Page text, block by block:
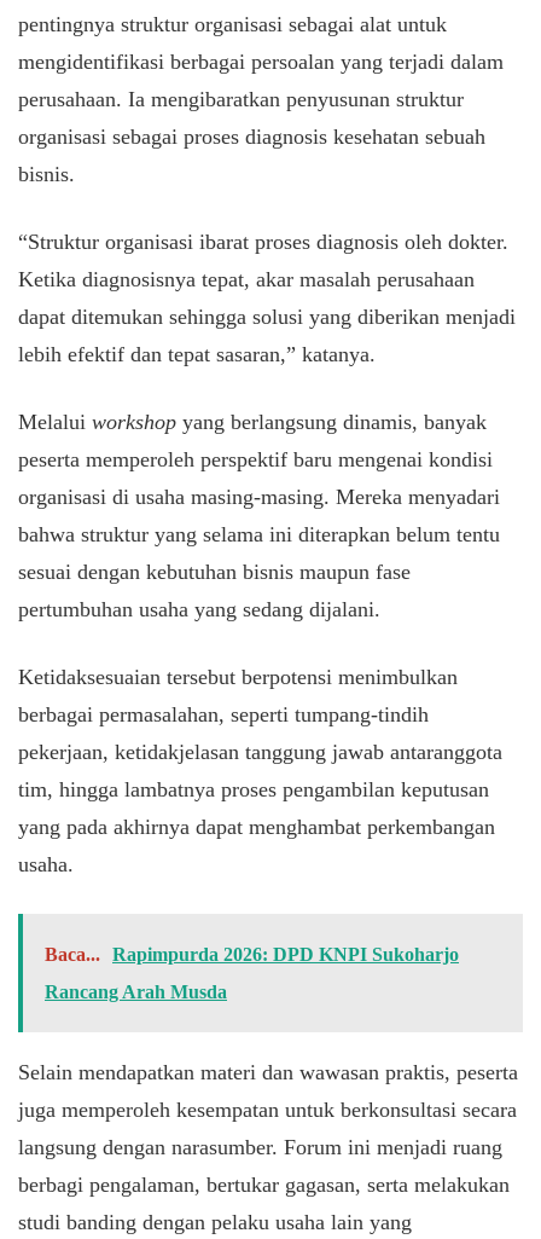
pentingnya struktur organisasi sebagai alat untuk
mengidentifikasi berbagai persoalan yang terjadi dalam
perusahaan. Ia mengibaratkan penyusunan struktur
organisasi sebagai proses diagnosis kesehatan sebuah
bisnis.
​“Struktur organisasi ibarat proses diagnosis oleh dokter.
Ketika diagnosisnya tepat, akar masalah perusahaan
dapat ditemukan sehingga solusi yang diberikan menjadi
lebih efektif dan tepat sasaran,” katanya.
​Melalui workshop yang berlangsung dinamis, banyak
peserta memperoleh perspektif baru mengenai kondisi
organisasi di usaha masing-masing. Mereka menyadari
bahwa struktur yang selama ini diterapkan belum tentu
sesuai dengan kebutuhan bisnis maupun fase
pertumbuhan usaha yang sedang dijalani.
​Ketidaksesuaian tersebut berpotensi menimbulkan
berbagai permasalahan, seperti tumpang-tindih
pekerjaan, ketidakjelasan tanggung jawab antaranggota
tim, hingga lambatnya proses pengambilan keputusan
yang pada akhirnya dapat menghambat perkembangan
usaha.
Baca... Rapimpurda 2026: DPD KNPI Sukoharjo
Rancang Arah Musda
​Selain mendapatkan materi dan wawasan praktis, peserta
juga memperoleh kesempatan untuk berkonsultasi secara
langsung dengan narasumber. Forum ini menjadi ruang
berbagi pengalaman, bertukar gagasan, serta melakukan
studi banding dengan pelaku usaha lain yang